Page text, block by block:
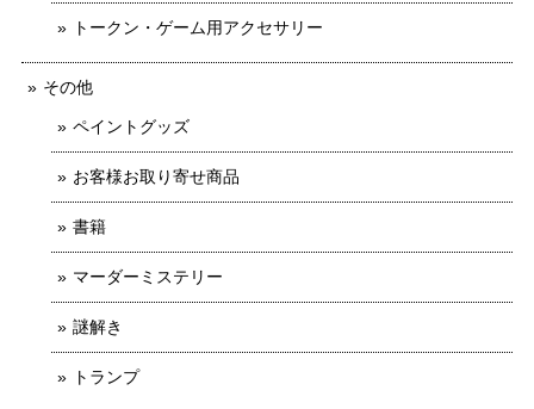
トークン・ゲーム用アクセサリー
その他
ペイントグッズ
お客様お取り寄せ商品
書籍
マーダーミステリー
謎解き
トランプ